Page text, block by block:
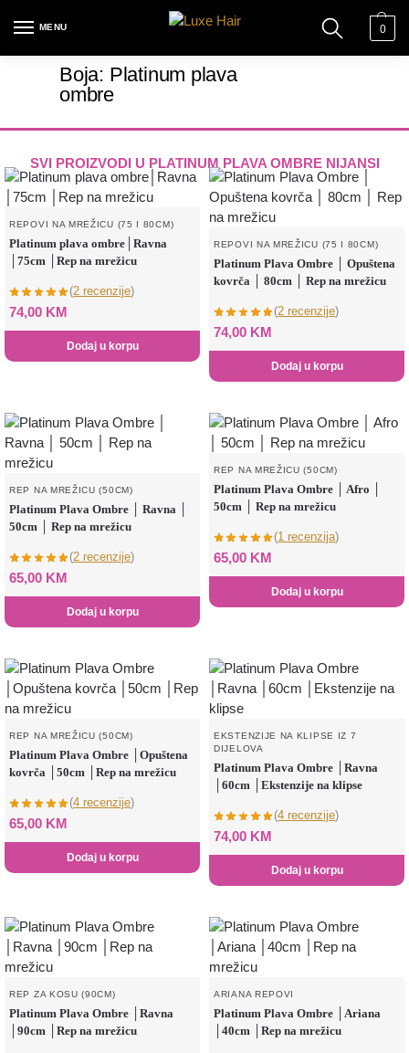
MENU 0
Boja: Platinum plava
ombre
SVI PROIZVODI U PLATINUM PLAVA OMBRENIJANSI
REPOVI NA MREŽICU (75 I 80CM)
Platinum plava ombre│Ravna
│75cm │Rep na mrežicu
(2 recenzije)
74,00 KM
Dodaj u korpu
REPOVI NA MREŽICU (75 I 80CM)
Platinum Plava Ombre │ Opuštena
kovrča │ 80cm │ Rep na mrežicu
(2 recenzije)
74,00 KM
Dodaj u korpu
REP NA MREŽICU (50CM)
Platinum Plava Ombre │ Ravna │
50cm │ Rep na mrežicu
(2 recenzije)
65,00 KM
Dodaj u korpu
REP NA MREŽICU (50CM)
Platinum Plava Ombre │ Afro │
50cm │ Rep na mrežicu
(1 recenzija)
65,00 KM
Dodaj u korpu
REP NA MREŽICU (50CM)
Platinum Plava Ombre │Opuštena
kovrča │50cm │Rep na mrežicu
(4 recenzije)
65,00 KM
Dodaj u korpu
EKSTENZIJE NA KLIPSE IZ 7
DIJELOVA
Platinum Plava Ombre │Ravna
│60cm │Ekstenzije na klipse
(4 recenzije)
74,00 KM
Dodaj u korpu
REP ZA KOSU (90CM)
Platinum Plava Ombre │Ravna
│90cm │Rep na mrežicu
ARIANA REPOVI
Platinum Plava Ombre │Ariana
│40cm │Rep na mrežicu